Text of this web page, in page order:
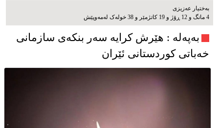
بەختیار عەزیزی
4 مانگ و 12 ڕۆژ و 19 کاتژمێر و 38 خوله‌ک له‌مه‌وپێش‌
به‌په‌له‌ : هێرش کرایە سەر بنکەی سازمانی
خەباتی کوردستانی ئێران